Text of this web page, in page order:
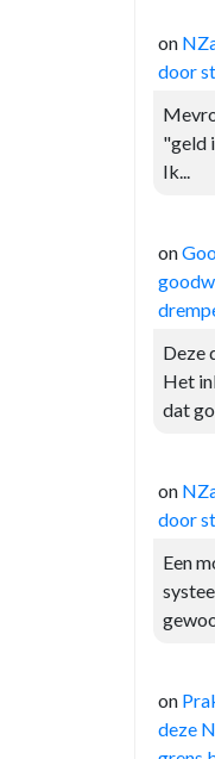
on
door
"geld
Ik...
on
Deze
Het
dat
on
door
Een
on
deze